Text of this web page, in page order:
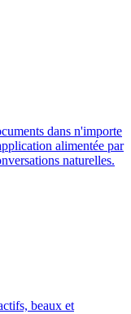
dans n'importe
alimentée par
naturelles.
beaux et